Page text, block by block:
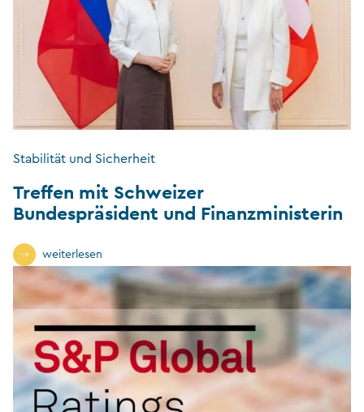
Stabilität und Sicherheit
Treffen mit Schweizer
Bundespräsident und Finanzministerin
weiterlesen